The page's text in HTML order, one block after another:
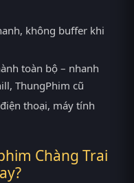
không buffer khi
toàn bộ – nhanh
ThungPhim cũ
thoại, máy tính
Chàng Trai